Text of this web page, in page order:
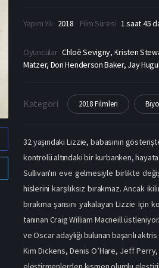
Yapım Yılı 2018 Film Süresi 1 saat 45
Oyuncular Chloë Sevigny, Kristen
Matzer, Don Henderson Baker, Jay
Kategori 2018 Filmleri
32 yaşındaki Lizzie, babasının
kontrolü altındaki bir kurbanken,
Sullivan'ın eve gelmesiyle birlikte
hislerini karşılıksız bırakmaz. Ancak
bırakma şansını yakalayan Lizzie için
tanınan Craig William Macneill
ve Oscar adaylığı bulunan başarılı
Kim Dickens, Denis O’Hare, Jeff